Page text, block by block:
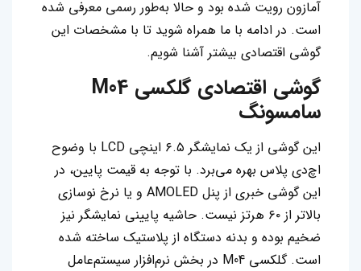
آمازون رویت شده بود و حالا به‌طور رسمی معرفی شده
است‌. در ادامه با ما همراه شوید تا با مشخصات این
گوشی اقتصادی بیشتر آشنا شویم.
گوشی اقتصادی گلکسی M04
سامسونگ
این گوشی از یک نمایشگر ۶.۵ اینچی LCD با وضوح‌
اچ‌دی پلاس بهره می‌برد. با توجه به قیمت پایین، در
این گوشی خبری از پنل AMOLED و یا نرخ نوسازی
بالاتر از ۶۰ هرتز نیست. حاشیه پایینی نمایشگر نیز
ضخیم بوده و بدنه دستگاه از پلاستیک ساخته شده
است. گلکسی M04 در بخش نرم‌افزار سیستم‌عامل